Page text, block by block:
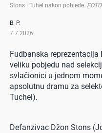
Stons i Tuhel nakon pobjede.
B. P.
7.7.2026
Fudbanska reprezentacija
veliku pobjedu nad
svlačionici u jednom
apsolutnu dramu za
Tuchel).
Defanzivac Džon Stons